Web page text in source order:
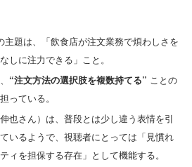
主題は、「飲食店が注文業務で煩わしさを
しに注力できる」こと。
“注文方法の選択肢を複数持てる” ことの
っている。
也さん）は、普段とは少し違う表情を引
いるようで、視聴者にとっては「見慣れ
ィを担保する存在」として機能する。